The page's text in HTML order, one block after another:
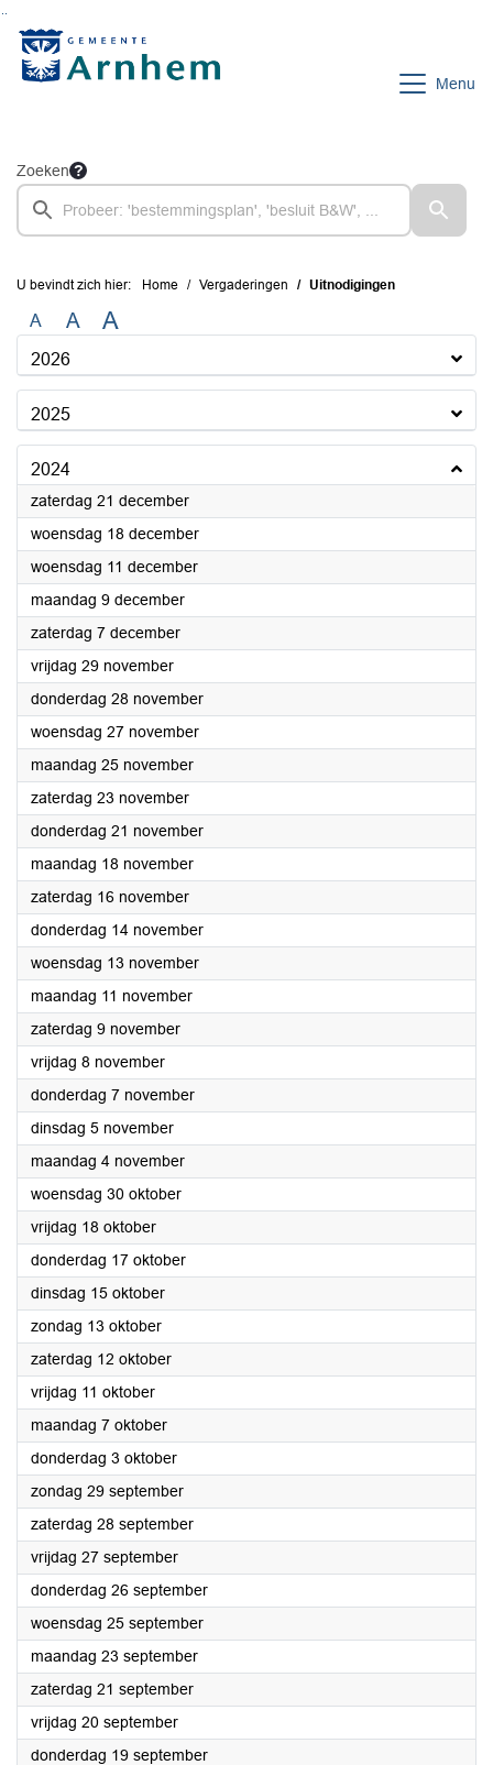
Menu
Zoeken
U bevindt zich hier: Home Vergaderingen Uitnodigingen
A A A
2026
2025
2024
zaterdag 21 december2024
woensdag 18 december2024
woensdag 11 december2024
maandag 9 december2024
zaterdag 7 december2024
vrijdag 29 november2024
donderdag 28 november2024
woensdag 27 november2024
maandag 25 november2024
zaterdag 23 november2024
donderdag 21 november2024
maandag 18 november2024
zaterdag 16 november2024
donderdag 14 november2024
woensdag 13 november2024
maandag 11 november2024
zaterdag 9 november2024
vrijdag 8 november2024
donderdag 7 november2024
dinsdag 5 november2024
maandag 4 november2024
woensdag 30 oktober2024
vrijdag 18 oktober2024
donderdag 17 oktober2024
dinsdag 15 oktober2024
zondag 13 oktober2024
zaterdag 12 oktober2024
vrijdag 11 oktober2024
maandag 7 oktober2024
donderdag 3 oktober2024
zondag 29 september2024
zaterdag 28 september2024
vrijdag 27 september2024
donderdag 26 september2024
woensdag 25 september2024
maandag 23 september2024
zaterdag 21 september2024
vrijdag 20 september2024
donderdag 19 september2024